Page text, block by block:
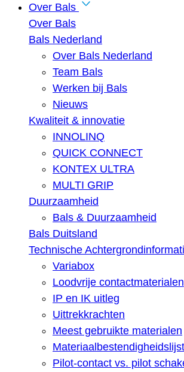
Over Bals
Over Bals
Bals Nederland
Over Bals Nederland
Team Bals
Werken bij Bals
Nieuws
Kwaliteit & innovatie
INNOLINQ
QUICK CONNECT
KONTEX ULTRA
MULTI GRIP
Duurzaamheid
Bals & Duurzaamheid
Bals Duitsland
Technische
Variabox
Loodvrije contactmaterialen
IP en IK uitleg
Uittrekkrachten
Meest gebruikte materialen
Materiaalbestendigheidslijst
Pilot-contact vs. pilot